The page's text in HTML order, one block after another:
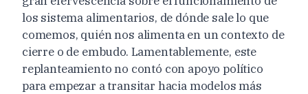
los sistema alimentarios, de dónde sale lo que
comemos, quién nos alimenta en un contexto de
cierre o de embudo. Lamentablemente, este
replanteamiento no contó con apoyo político
para empezar a transitar hacia modelos más